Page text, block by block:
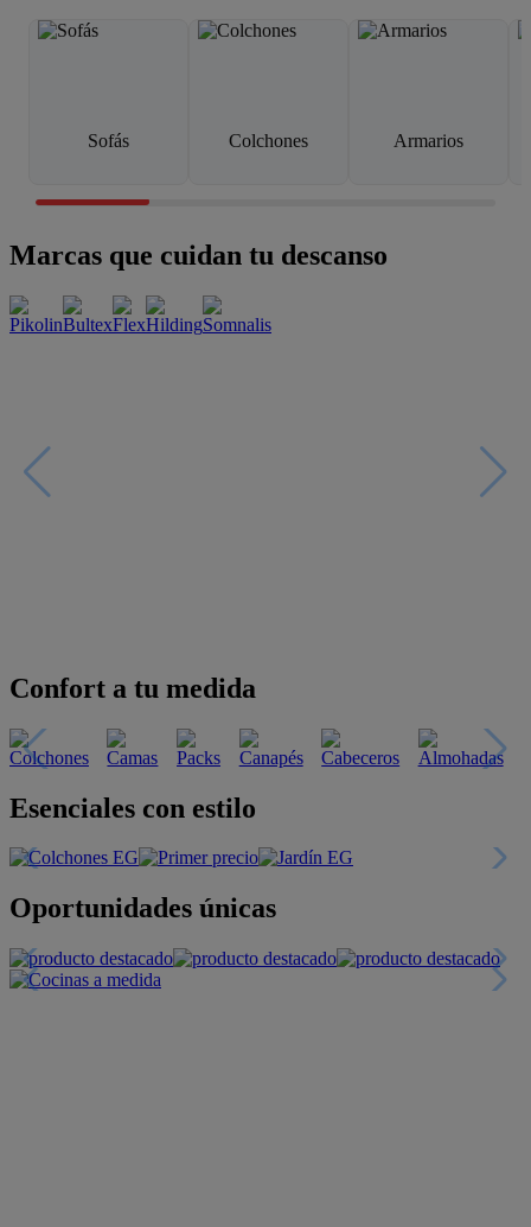
Sofás Colchones Armarios
Marcas que cuidan tu descanso
Esenciales con estilo